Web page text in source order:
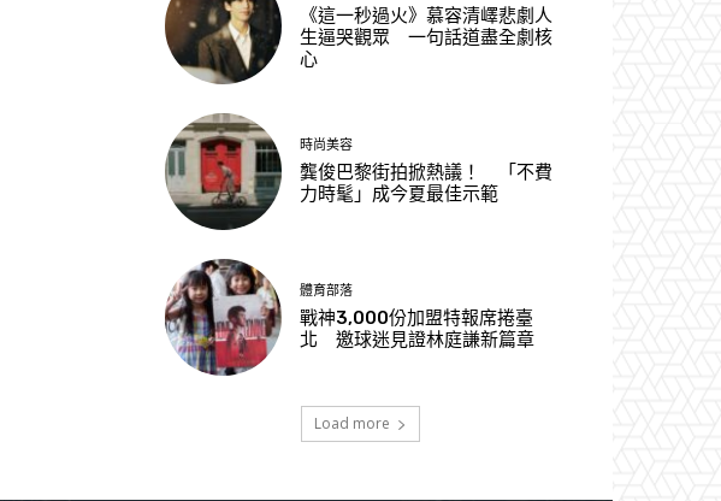
《這一秒過火》慕容清嶧悲劇人
生逼哭觀眾 一句話道盡全劇核
心
時尚美容
龔俊巴黎街拍掀熱議！ 「不費
力時髦」成今夏最佳示範
體育部落
戰神3,000份加盟特報席捲臺
北 邀球迷見證林庭謙新篇章
Load more